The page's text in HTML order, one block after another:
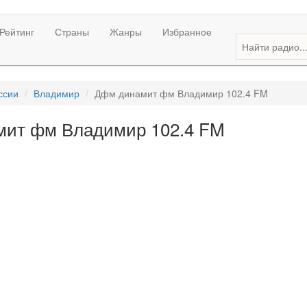
Рейтинг Страны Жанры Избранное
Владимир Дфм динамит фм Владимир 102.4 FM
фм Владимир 102.4 FM